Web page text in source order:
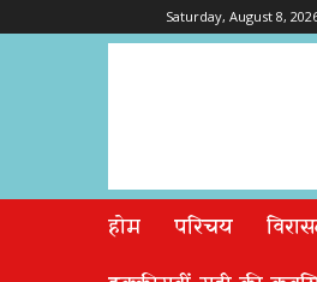
Saturday, August 8,
होम परिचय